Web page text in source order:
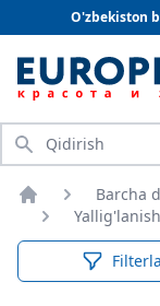
O'zbekiston
Qidirish
Bosh sahifa
Barcha